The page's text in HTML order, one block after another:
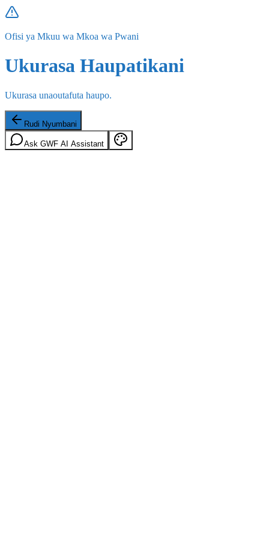
Ofisi ya Mkuu wa Mkoa wa Pwani
Ukurasa Haupatikani
Ukurasa unaoutafuta haupo.
Rudi Nyumbani
Ask GWF AI Assistant